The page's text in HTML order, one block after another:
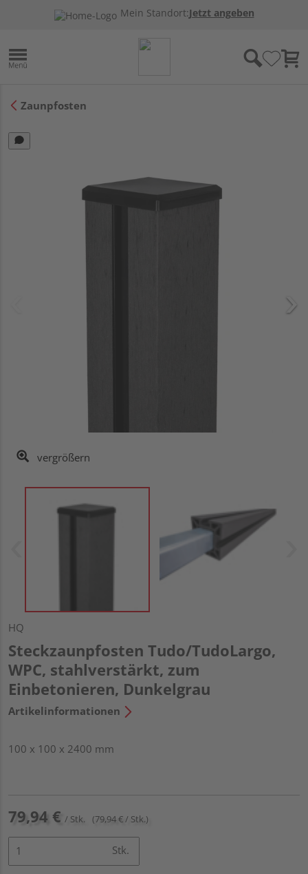
Mein Standort:Jetzt angeben
Zaunpfosten
vergrößern
HQ
Steckzaunpfosten Tudo/TudoLargo,
WPC, stahlverstärkt, zum
Einbetonieren, Dunkelgrau
Artikelinformationen
100 x 100 x 2400 mm
79,94 € / Stk. (79,94 € / Stk.)
Stk.